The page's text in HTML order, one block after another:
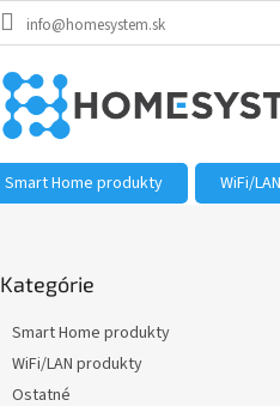
info@homesystem.sk
Smart Home produkty WiFi/
kategórie
Kategórie
Smart Home produkty
WiFi/LAN produkty
Ostatné